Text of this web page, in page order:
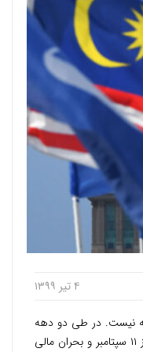
۴ تیر ۱۳۹۹
نیست. در طی دو دهه
گذشته، اقتصاد این کشور از بحران های مالی آسیا در سال ۱۹۹۷، کندی اقتصاد جهان پس از ۱۱ سپتامبر و بحران مالی